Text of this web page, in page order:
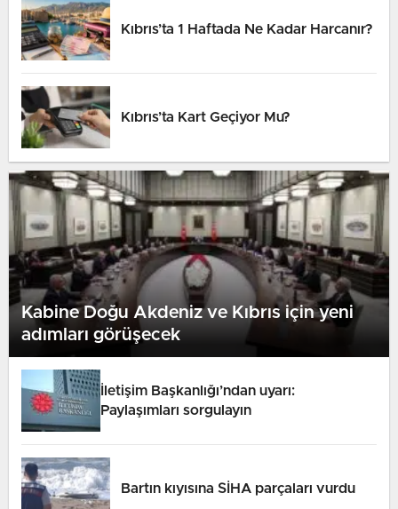
Kıbrıs’ta 1 Haftada Ne Kadar Harcanır?
Kıbrıs’ta Kart Geçiyor Mu?
Kabine Doğu Akdeniz ve Kıbrıs için yeni
adımları görüşecek
İletişim Başkanlığı’ndan uyarı:
Paylaşımları sorgulayın
Bartın kıyısına SİHA parçaları vurdu